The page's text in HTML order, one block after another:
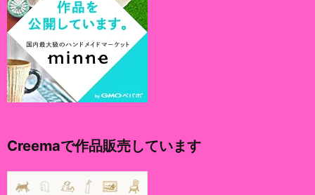
Creemaで作品販売しています